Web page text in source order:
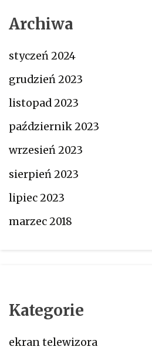
Archiwa
styczeń 2024
grudzień 2023
listopad 2023
październik 2023
wrzesień 2023
sierpień 2023
lipiec 2023
marzec 2018
Kategorie
ekran telewizora